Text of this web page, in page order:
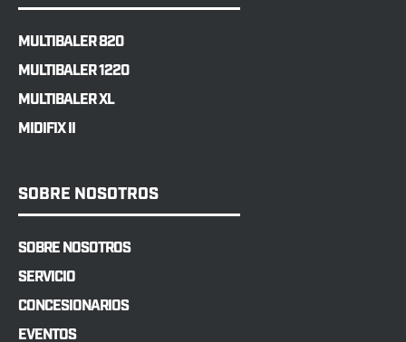
MULTIBALER 820
MULTIBALER 1220
MULTIBALER XL
MIDIFIX II
SOBRE NOSOTROS
SOBRE NOSOTROS
SERVICIO
CONCESIONARIOS
EVENTOS